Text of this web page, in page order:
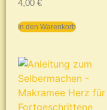
4,00 €
In den Warenkorb